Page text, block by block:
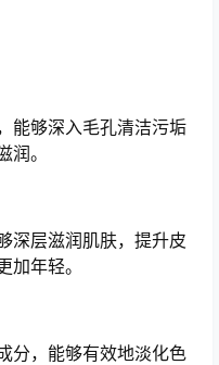
能够深入毛孔清洁污垢
。
深层滋润肌肤，提升皮
年轻。
分，能够有效地淡化色